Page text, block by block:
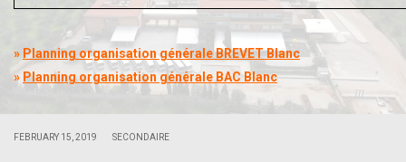
» Planning organisation générale BREVET Blanc
» Planning organisation générale BAC Blanc
FEBRUARY 15, 2019 SECONDAIRE